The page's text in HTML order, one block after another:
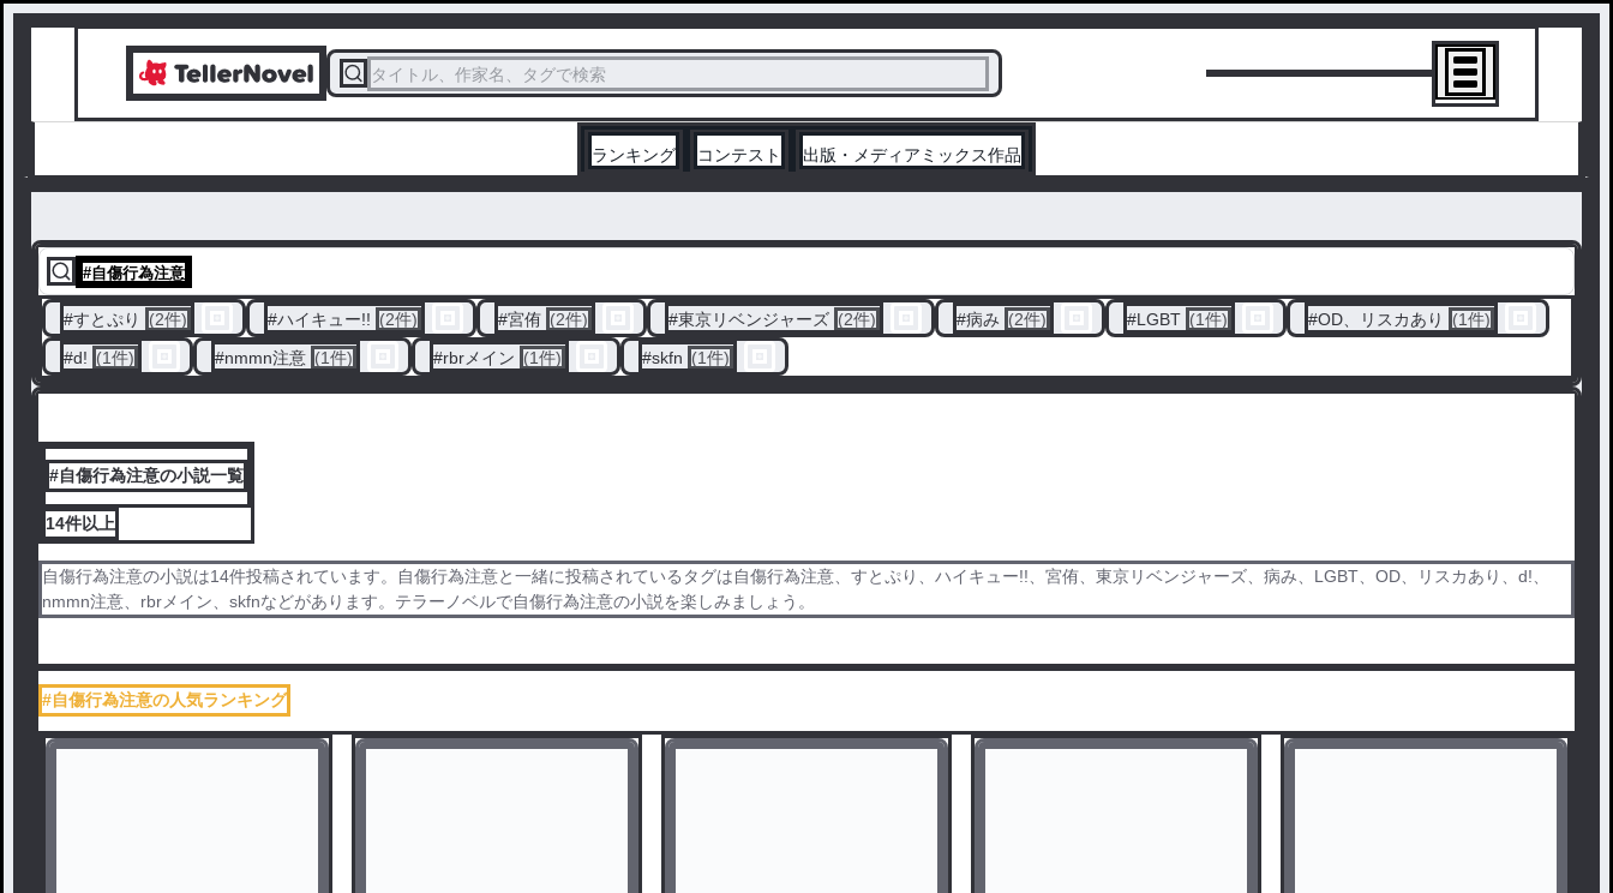
タイトル、作家名、タグで検索
ランキング コンテスト 出版・メディアミックス作品
#自傷行為注意
#すとぷり (2件) #ハイキュー!! (2件) #宮侑 (2件) #東京リベンジャーズ (2件) #病み (2件) #LGBT (1件) #OD、リスカあり
(1件)
#d! (1件) #nmmn注意 (1件) #rbrメイン (1件) #skfn (1件)
#自傷行為注意の小説一覧
14件以上
自傷行為注意の小説は14件投稿されています。自傷行為注意と一緒に投稿されているタグは自傷行為注意、すとぷり、ハイキュー!!、宮侑、東京リベンジャーズ、病み、LGBT、OD、リスカあり、d!、
nmmn注意、rbrメイン、skfnなどがあります。テラーノベルで自傷行為注意の小説を楽しみましょう。
#自傷行為注意の人気ランキング